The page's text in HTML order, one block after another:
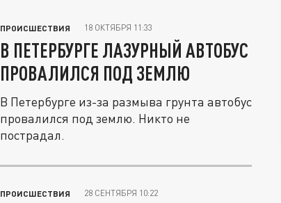
ПРОИСШЕСТВИЯ 18 ОКТЯБРЯ 11:33
В ПЕТЕРБУРГЕ ЛАЗУРНЫЙ АВТОБУС
ПРОВАЛИЛСЯ ПОД ЗЕМЛЮ
В Петербурге из-за размыва грунта автобус
провалился под землю. Никто не
пострадал.
ПРОИСШЕСТВИЯ 28 СЕНТЯБРЯ 10:22